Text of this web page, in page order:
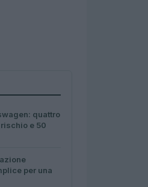
quattro
e 50
per una